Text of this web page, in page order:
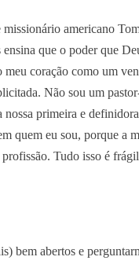
americano
que o poder que
coração como um
Não sou um
primeira e
quem eu sou, porque a
Tudo isso é
bem abertos e